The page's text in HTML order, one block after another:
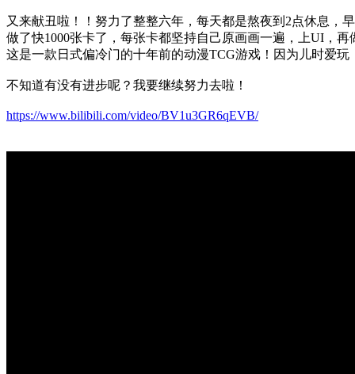
又来献丑啦！！努力了整整六年，每天都是熬夜到2点休息，
做了快1000张卡了，每张卡都坚持自己原画画一遍，上UI，
这是一款日式偏冷门的十年前的动漫TCG游戏！因为儿时爱
不知道有没有进步呢？我要继续努力去啦！
https://www.bilibili.com/video/BV1u3GR6qEVB/